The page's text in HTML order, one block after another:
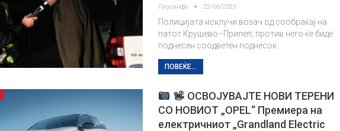
Плусинфо 22/06/2025
Полицијата исклучи возач од сообраќај на
патот Крушево–Прилеп, против него ќе биде
поднесен соодветен поднесок.
ПОВЕЌЕ...
ОСВОЈУВАЈТЕ НОВИ ТЕРЕНИ
СО НОВИОТ „OPEL“ Премиера на
електричниот „Grandland Electric